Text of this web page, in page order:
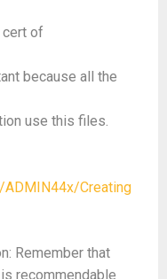
cert of
because all the
use this files.
Creating
Remember that
recommendable